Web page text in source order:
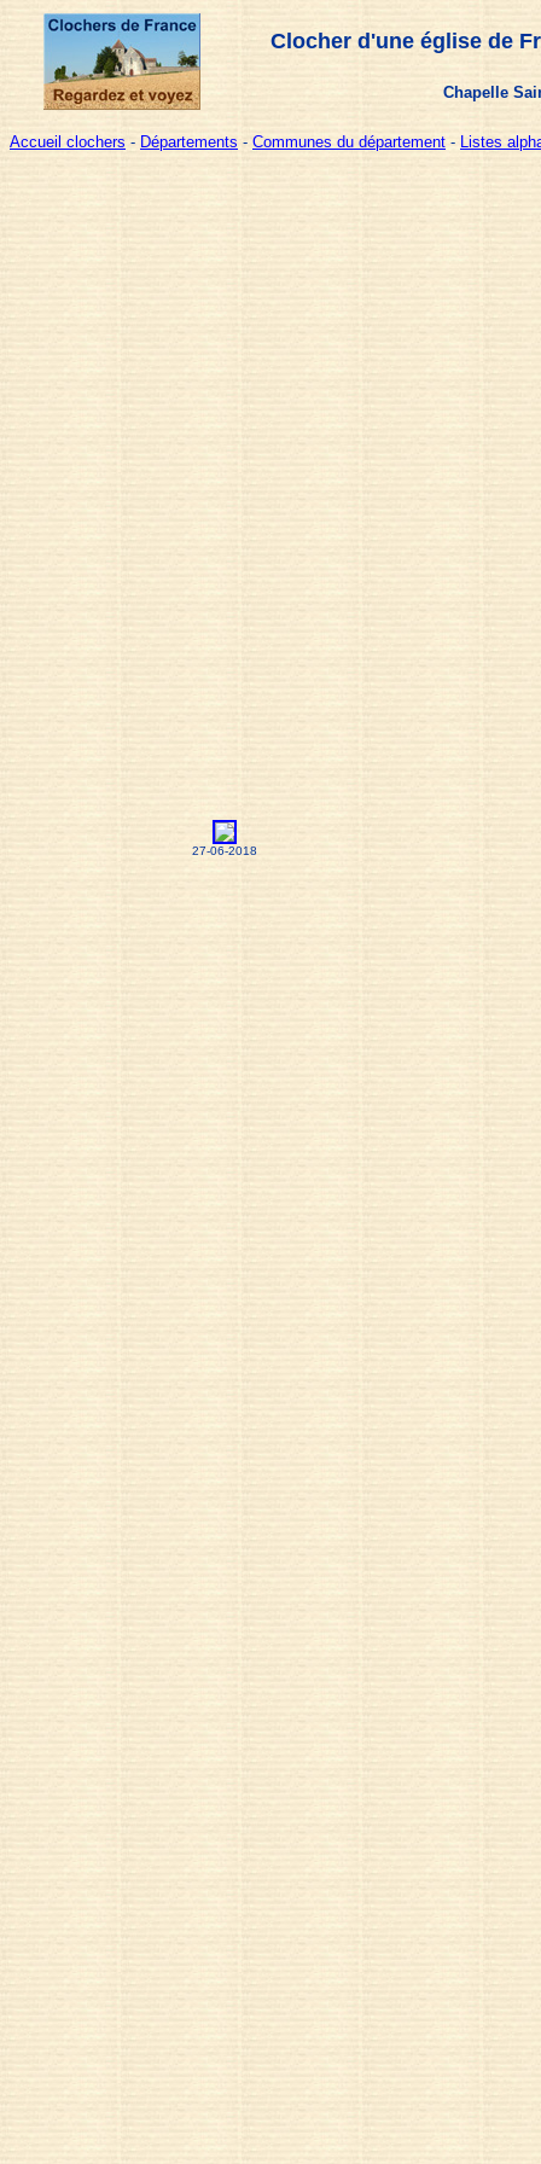
Clocher d'une église de
Chapelle
Accueil clochers - Départements - Communes du département - Listes
27-06-2018